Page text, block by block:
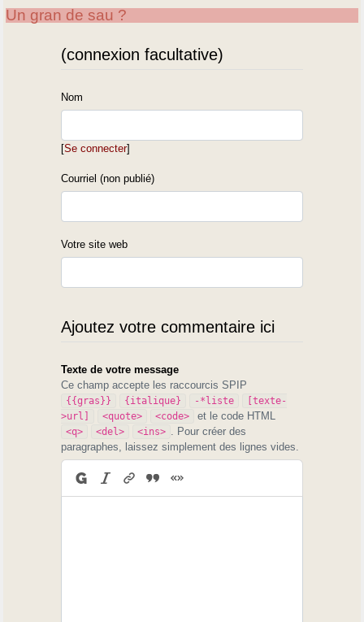
Un gran de sau ?
(connexion facultative)
Nom
[Se connecter]
Courriel (non publié)
Votre site web
Ajoutez votre commentaire ici
Texte de votre message
Ce champ accepte les raccourcis SPIP
{{gras}} {italique} -*liste
[texte-
>url]
<quote> <code> et le code HTML
<q> <del> <ins>
. Pour créer des
paragraphes, laissez simplement des lignes vides.